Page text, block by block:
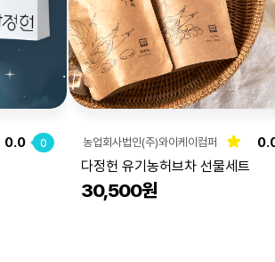
0.0 0
농업회사법인(주)와이케이컴퍼
니
다정헌 유기농허브차 선물세트
30,500원